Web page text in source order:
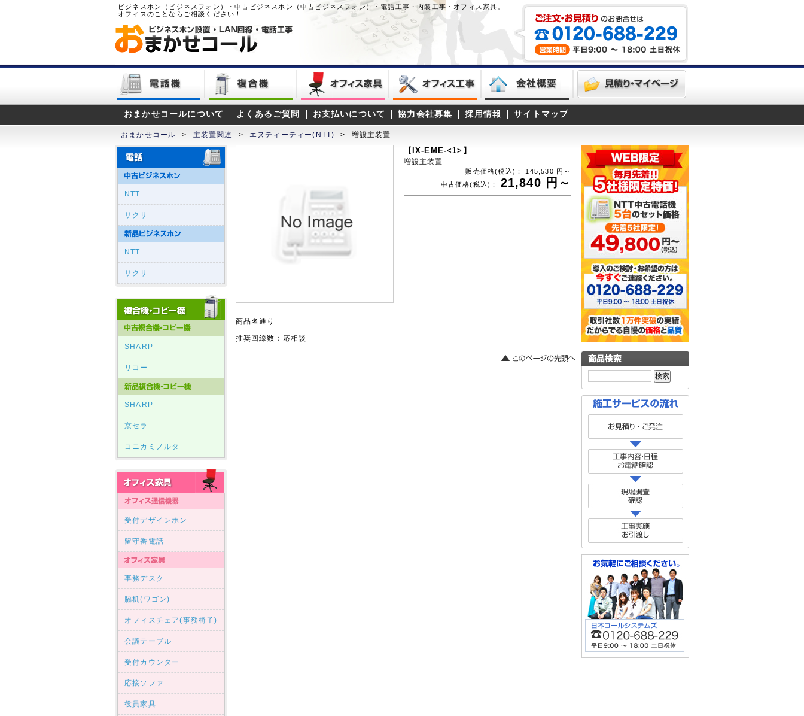
ビジネスホン（ビジネスフォン）・中古ビジネスホン（中古ビジネスフォン）・電話工事・内装工事・オフィス家具。
オフィスのことならご相談ください！
おまかせコールについて よくあるご質問 お支払いについて 協力会社募集 採用情報 サイトマップ
おまかせコール > 主装置関連 > エヌティーティー(NTT) > 増設主装置
NTT
サクサ
NTT
サクサ
SHARP
リコー
SHARP
京セラ
コニカミノルタ
受付デザインホン
留守番電話
事務デスク
脇机(ワゴン)
オフィスチェア(事務椅子)
会議テーブル
受付カウンター
応接ソファ
役員家具
【IX-EME-<1>】
増設主装置
販売価格(税込)： 145,530 円～
中古価格(税込)：
21,840 円～
商品名通り
推奨回線数：応相談